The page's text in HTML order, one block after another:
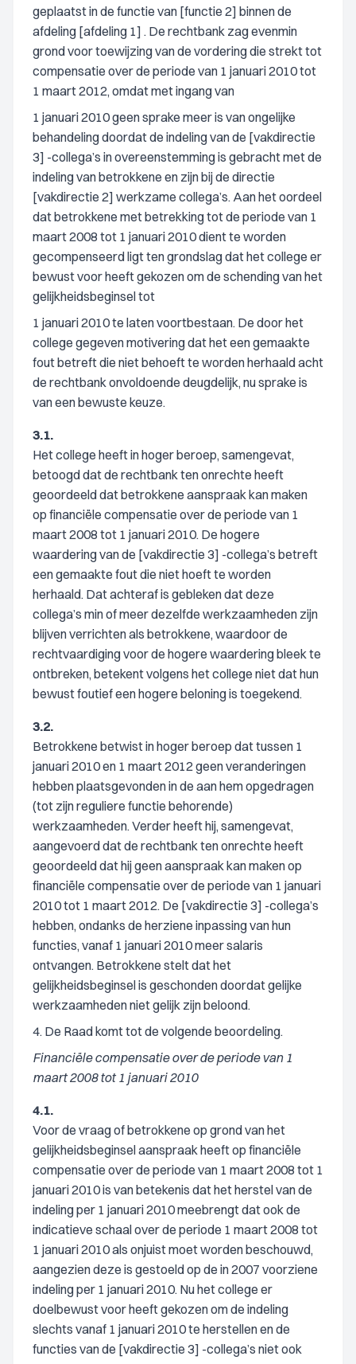
geplaatst in de functie van [functie 2] binnen de
afdeling [afdeling 1] . De rechtbank zag evenmin
grond voor toewijzing van de vordering die strekt tot
compensatie over de periode van 1 januari 2010 tot
1 maart 2012, omdat met ingang van
1 januari 2010 geen sprake meer is van ongelijke
behandeling doordat de indeling van de [vakdirectie
3] -collega’s in overeenstemming is gebracht met de
indeling van betrokkene en zijn bij de directie
[vakdirectie 2] werkzame collega’s. Aan het oordeel
dat betrokkene met betrekking tot de periode van 1
maart 2008 tot 1 januari 2010 dient te worden
gecompenseerd ligt ten grondslag dat het college er
bewust voor heeft gekozen om de schending van het
gelijkheidsbeginsel tot
1 januari 2010 te laten voortbestaan. De door het
college gegeven motivering dat het een gemaakte
fout betreft die niet behoeft te worden herhaald acht
de rechtbank onvoldoende deugdelijk, nu sprake is
van een bewuste keuze.
3.1.
Het college heeft in hoger beroep, samengevat,
betoogd dat de rechtbank ten onrechte heeft
geoordeeld dat betrokkene aanspraak kan maken
op financiële compensatie over de periode van 1
maart 2008 tot 1 januari 2010. De hogere
waardering van de [vakdirectie 3] -collega’s betreft
een gemaakte fout die niet hoeft te worden
herhaald. Dat achteraf is gebleken dat deze
collega’s min of meer dezelfde werkzaamheden zijn
blijven verrichten als betrokkene, waardoor de
rechtvaardiging voor de hogere waardering bleek te
ontbreken, betekent volgens het college niet dat hun
bewust foutief een hogere beloning is toegekend.
3.2.
Betrokkene betwist in hoger beroep dat tussen 1
januari 2010 en 1 maart 2012 geen veranderingen
hebben plaatsgevonden in de aan hem opgedragen
(tot zijn reguliere functie behorende)
werkzaamheden. Verder heeft hij, samengevat,
aangevoerd dat de rechtbank ten onrechte heeft
geoordeeld dat hij geen aanspraak kan maken op
financiële compensatie over de periode van 1 januari
2010 tot 1 maart 2012. De [vakdirectie 3] -collega’s
hebben, ondanks de herziene inpassing van hun
functies, vanaf 1 januari 2010 meer salaris
ontvangen. Betrokkene stelt dat het
gelijkheidsbeginsel is geschonden doordat gelijke
werkzaamheden niet gelijk zijn beloond.
4. De Raad komt tot de volgende beoordeling.
Financiële compensatie over de periode van 1
maart 2008 tot 1 januari 2010
4.1.
Voor de vraag of betrokkene op grond van het
gelijkheidsbeginsel aanspraak heeft op financiële
compensatie over de periode van 1 maart 2008 tot 1
januari 2010 is van betekenis dat het herstel van de
indeling per 1 januari 2010 meebrengt dat ook de
indicatieve schaal over de periode 1 maart 2008 tot
1 januari 2010 als onjuist moet worden beschouwd,
aangezien deze is gestoeld op de in 2007 voorziene
indeling per 1 januari 2010. Nu het college er
doelbewust voor heeft gekozen om de indeling
slechts vanaf 1 januari 2010 te herstellen en de
functies van de [vakdirectie 3] -collega’s niet ook